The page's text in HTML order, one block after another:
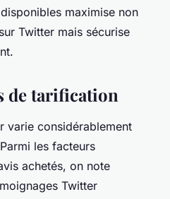
maximise non
Twitter mais sécurise
de tarification
varie considérablement
les facteurs
achetés, on note
Twitter